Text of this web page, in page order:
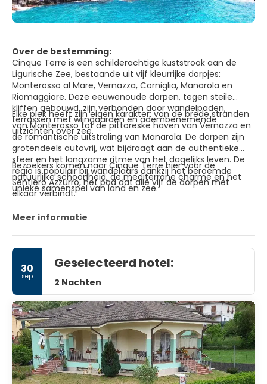
Over de bestemming:
Cinque Terre is een schilderachtige kuststrook aan de
Ligurische Zee, bestaande uit vijf kleurrijke dorpjes:
Monterosso al Mare, Vernazza, Corniglia, Manarola en
Riomaggiore. Deze eeuwenoude dorpen, tegen steile
kliffen gebouwd, zijn verbonden door wandelpaden,
terrassen met wijngaarden en adembenemende
uitzichten over zee.
Elke plek heeft zijn eigen karakter: van de brede stranden
van Monterosso tot de pittoreske haven van Vernazza en
de romantische uitstraling van Manarola. De dorpen zijn
grotendeels autovrij, wat bijdraagt aan de authentieke
sfeer en het langzame ritme van het dagelijks leven. De
regio is populair bij wandelaars dankzij het beroemde
Sentiero Azzurro, het pad dat alle vijf de dorpen met
elkaar verbindt.
Bezoekers komen naar Cinque Terre hier voor de
natuurlijke schoonheid, de mediterrane charme en het
unieke samenspel van land en zee.
Meer informatie
30
sep
Geselecteerd hotel:
2 Nachten